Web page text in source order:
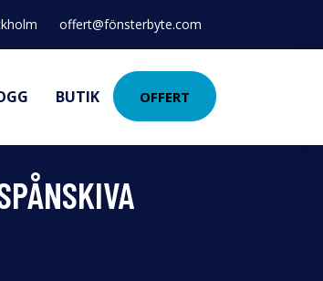
offert@fönsterbyte.com
BUTIK OFFERT